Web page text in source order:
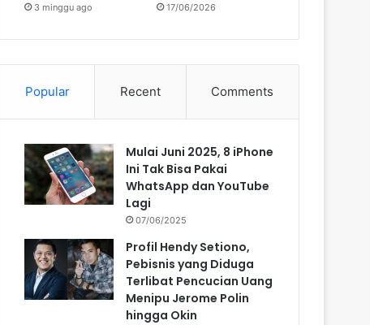
3 minggu ago 17/06/2026
Popular Recent Comments
Mulai Juni 2025, 8 iPhone
Ini Tak Bisa Pakai
WhatsApp dan YouTube
Lagi
07/06/2025
Profil Hendy Setiono,
Pebisnis yang Diduga
Terlibat Pencucian Uang
Menipu Jerome Polin
hingga Okin